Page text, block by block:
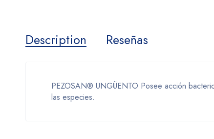
Description Reseñas
PEZOSAN® UNGÜENTO Posee acción
las especies.